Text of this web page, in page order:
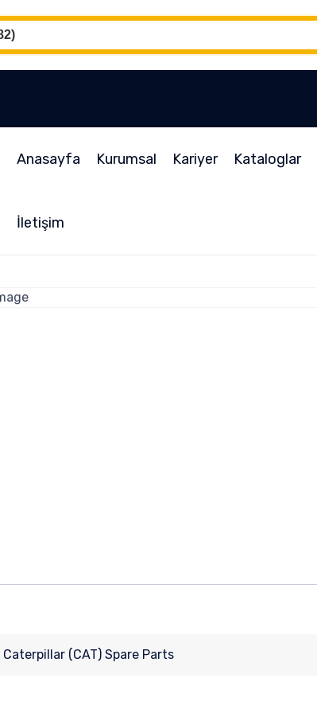
Anasayfa Kurumsal Kariyer Kataloglar
İletişim
Caterpillar (CAT) Spare Parts